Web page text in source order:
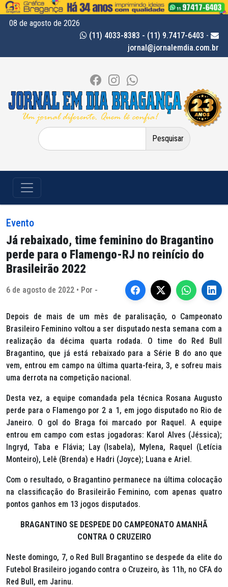
08 de agosto de 2026
(11) 4033-8383 - (11) 9.7417-6403 -
jornal@jornalemdia.com.br
Pesquisar
por:
Evento
Já rebaixado, time feminino do Bragantino
perde para o Flamengo-RJ no reinício do
Brasileirão 2022
6 de agosto de 2022 • Por -
Depois de mais de um mês de paralisação, o Campeonato
Brasileiro Feminino voltou a ser disputado nesta semana com a
realização da décima quarta rodada. O time do Red Bull
Bragantino, que já está rebaixado para a Série B do ano que
vem, entrou em campo na última quarta-feira, 3, e sofreu mais
uma derrota na competição nacional.
Desta vez, a equipe comandada pela técnica Rosana Augusto
perde para o Flamengo por 2 a 1, em jogo disputado no Rio de
Janeiro. O gol do Braga foi marcado por Raquel. A equipe
entrou em campo com estas jogadoras: Karol Alves (Jéssica);
Ingryd, Taba e Flávia; Lay (Isabela), Mylena, Raquel (Letícia
Monteiro), Lelê (Brenda) e Hadri (Joyce); Luana e Ariel.
Com o resultado, o Bragantino permanece na última colocação
na classificação do Brasileirão Feminino, com apenas quatro
pontos ganhos em 13 jogos disputados.
BRAGANTINO SE DESPEDE DO CAMPEONATO AMANHÃ
CONTRA O CRUZEIRO
Neste domingo, 7, o Red Bull Bragantino se despede da elite do
Futebol Brasileiro jogando contra o Cruzeiro, às 11h, no CFA do
Red Bull, em Jarinu.